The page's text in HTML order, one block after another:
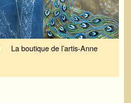
La boutique de l’artis-Anne